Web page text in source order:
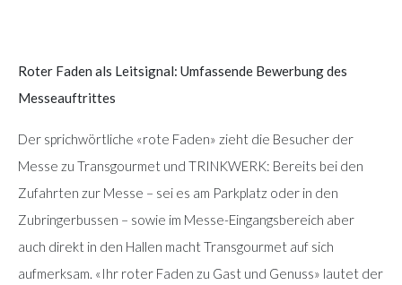
Roter Faden als Leitsignal: Umfassende Bewerbung des
Messeauftrittes
Der sprichwörtliche «rote Faden» zieht die Besucher der
Messe zu Transgourmet und TRINKWERK: Bereits bei den
Zufahrten zur Messe – sei es am Parkplatz oder in den
Zubringerbussen – sowie im Messe-Eingangsbereich aber
auch direkt in den Hallen macht Transgourmet auf sich
aufmerksam. «Ihr roter Faden zu Gast und Genuss» lautet der